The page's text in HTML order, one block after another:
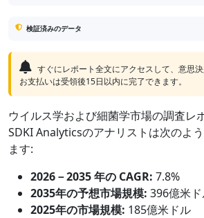
検証済みのデータ
すぐにレポート全文にアクセスして、意思決
お支払いは受領後15日以内に完了できます。
ウイルス学および細菌学市場の調査レ
SDKI Analyticsのアナリストは次のよ
ます:
2026－2035 年の CAGR: 7.8%
2035年の予想市場規模: 396億米
2025年の市場規模: 185億米ドル